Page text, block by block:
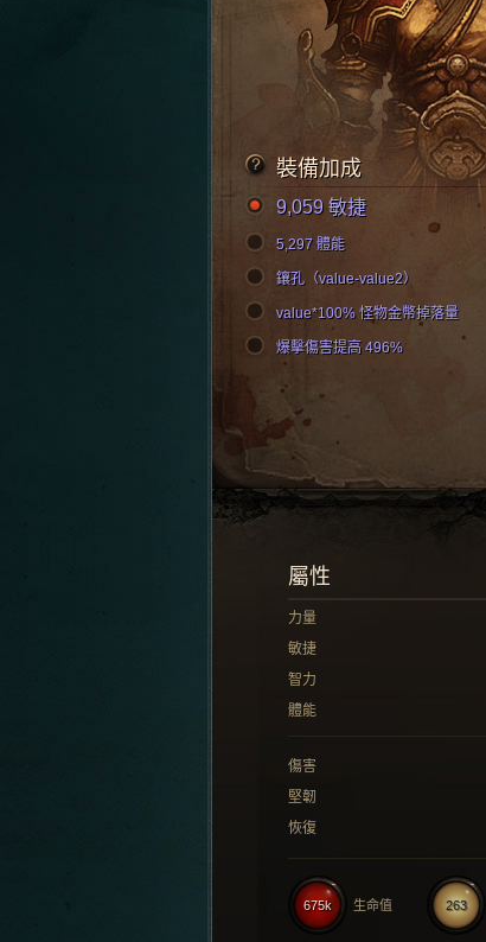
裝備加成
9,059 敏捷
5,297 體能
鑲孔（value-value2）
value*100% 怪物金幣掉落量
爆擊傷害提高 496%
屬性
力量
敏捷
智力
體能
傷害
堅韌
恢復
263
675k 生命值